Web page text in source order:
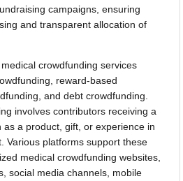
campaigns, ensuring
and transparent allocation of
crowdfunding services
reward-based
and debt crowdfunding.
involves contributors receiving a
a product, gift, or experience in
Various platforms support these
medical crowdfunding websites,
social media channels, mobile